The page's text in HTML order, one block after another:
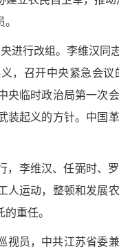
进行改组。李维汉
，召开中央紧急会
央临时政治局第一次
装起义的方针。中国
，李维汉、任弼时、
人运动，整顿和发展
重任。
视员，中共江苏省委